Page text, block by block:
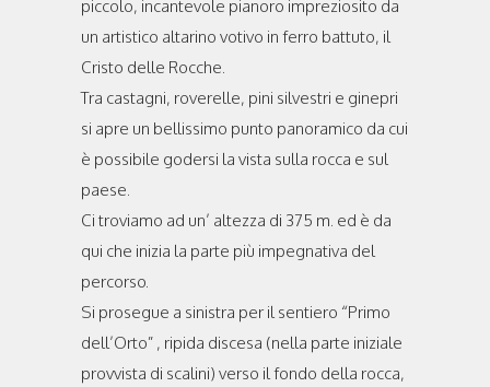
piccolo, incantevole pianoro impreziosito da
un artistico altarino votivo in ferro battuto, il
Cristo delle Rocche.
Tra castagni, roverelle, pini silvestri e ginepri
si apre un bellissimo punto panoramico da cui
è possibile godersi la vista sulla rocca e sul
paese.
Ci troviamo ad un’ altezza di 375 m. ed è da
qui che inizia la parte più impegnativa del
percorso.
Si prosegue a sinistra per il sentiero “Primo
dell’Orto” , ripida discesa (nella parte iniziale
provvista di scalini) verso il fondo della rocca,